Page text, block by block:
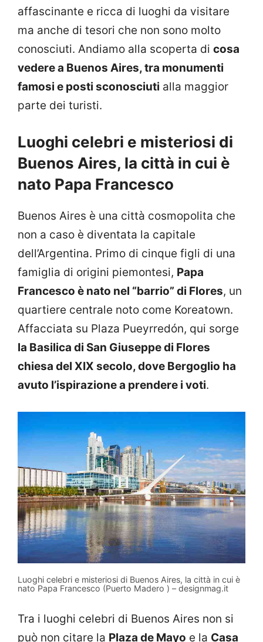
affascinante e ricca di luoghi da visitare
ma anche di tesori che non sono molto
conosciuti. Andiamo alla scoperta di cosa
vedere a Buenos Aires, tra monumenti
famosi e posti sconosciuti alla maggior
parte dei turisti.
Luoghi celebri e misteriosi di
Buenos Aires, la città in cui è
nato Papa Francesco
Buenos Aires è una città cosmopolita che
non a caso è diventata la capitale
dell’Argentina. Primo di cinque figli di una
famiglia di origini piemontesi, Papa
Francesco è nato nel “barrio” di Flores, un
quartiere centrale noto come Koreatown.
Affacciata su Plaza Pueyrredón, qui sorge
la Basilica di San Giuseppe di Flores
chiesa del XIX secolo, dove Bergoglio ha
avuto l’ispirazione a prendere i voti.
Luoghi celebri e misteriosi di Buenos Aires, la città in cui è
nato Papa Francesco (Puerto Madero ) – designmag.it
Tra i luoghi celebri di Buenos Aires non si
può non citare la Plaza de Mayo e la Casa